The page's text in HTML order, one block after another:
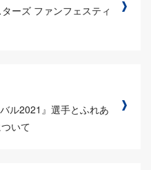
ターズ ファンフェスティ
ル2021』選手とふれあ
いて